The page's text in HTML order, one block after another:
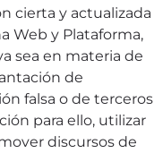
cierta y actualizada
Web y Plataforma,
sea en materia de
de
falsa o de terceros
para ello, utilizar
discursos de